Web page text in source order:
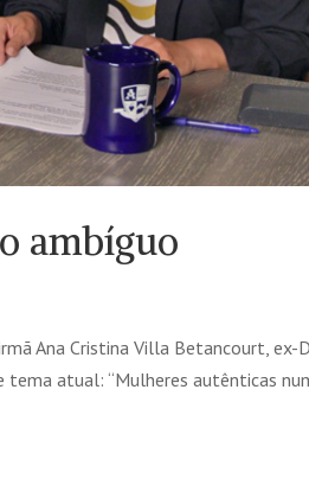
ambíguo
Ana Cristina Villa Betancourt, ex-
atual: “Mulheres autênticas